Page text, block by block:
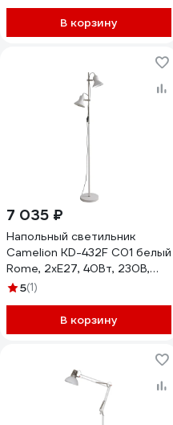
В корзину
7 035 ₽
Напольный светильник
Camelion KD-432F C01 белый
Rome, 2хE27, 40Вт, 230В,
14552
5(1)
В корзину